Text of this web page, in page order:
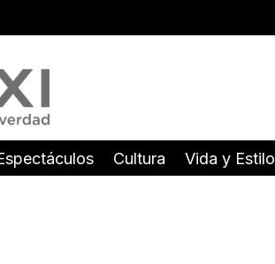
Cultura Vida y Estilo